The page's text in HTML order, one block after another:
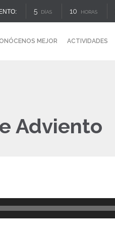
5 DÍAS 10 HORAS
MEJOR ACTIVIDADES
Adviento